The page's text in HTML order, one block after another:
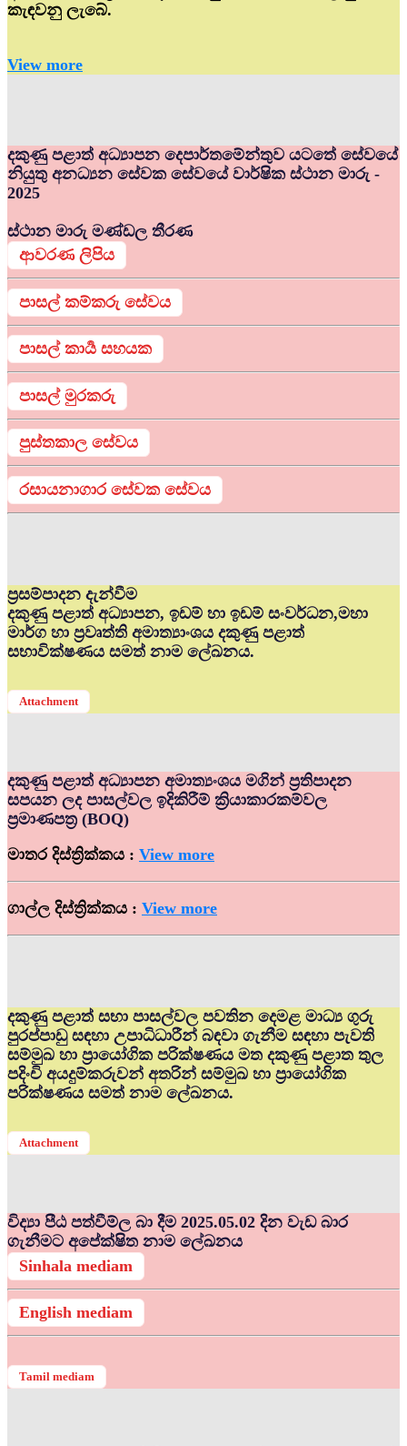
කැඳවනු ලැබේ.
View more
දකුණු පළාත් අධ්‍යාපන දෙපාර්තමේන්තුව යටතේ සේවයේ
නියුතු අනධ්‍යන සේවක සේවයේ වාර්ෂික ස්ථාන මාරු -
2025
ස්ථාන මාරු මණ්ඩල තීරණ
ආවරණ ලිපිය
පාසල් කම්කරු සේවය
පාසල් කාර්‍ය සහයක
පාසල් මුරකරු
පුස්තකාල සේවය
රසායනාගාර සේවක සේවය
ප්‍රසම්පාදන දැන්වීම
දකුණු පළාත් අධ්‍යාපන, ඉඩම් හා ඉඩම් සංවර්ධන,මහා
මාර්ග හා ප්‍රවෘත්ති අමාත්‍යාංශය දකුණු පළාත්
සභාවික්ෂණය සමත් නාම ලේඛනය.
Attachment
දකුණු පළාත් අධ්‍යාපන අමාත්‍යංශය මගින් ප්‍රතිපාදන
සපයන ලද පාසල්වල ඉදිකිරීම් ක්‍රියාකාරකම්වල
ප්‍රමාණපත්‍ර (BOQ)
මාතර දිස්ත්‍රික්කය : View more
ගාල්ල දිස්ත්‍රික්කය : View more
දකුණු පළාත් සභා පාසල්වල පවතින දෙමළ මාධ්‍ය ගුරු
පුරප්පාඩු සඳහා උපාධිධාරීන් බඳවා ගැනීම සඳහා පැවති
සම්මුඛ හා ප්‍රායෝගික පරික්ෂණය මත දකුණු පළාත තුල
පදිංචි අයදුම්කරුවන් අතරින් සම්මුඛ හා ප්‍රායෝගික
පරික්ෂණය සමත් නාම ලේඛනය.
Attachment
විද්‍යා පීඨ පත්වීම්ල බා දීම 2025.05.02 දින වැඩ බාර
ගැනීමට අපේක්ෂිත නාම ලේඛනය
Sinhala mediam
English mediam
Tamil mediam